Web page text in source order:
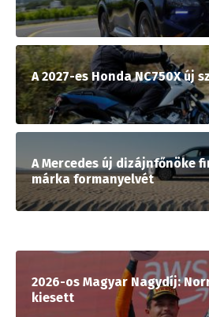
A 2027-es Honda NC750X új
A Mercedes új dizájnfőnöke
márka formanyelvét
2026-os Magyar Nagydíj:
kiesett